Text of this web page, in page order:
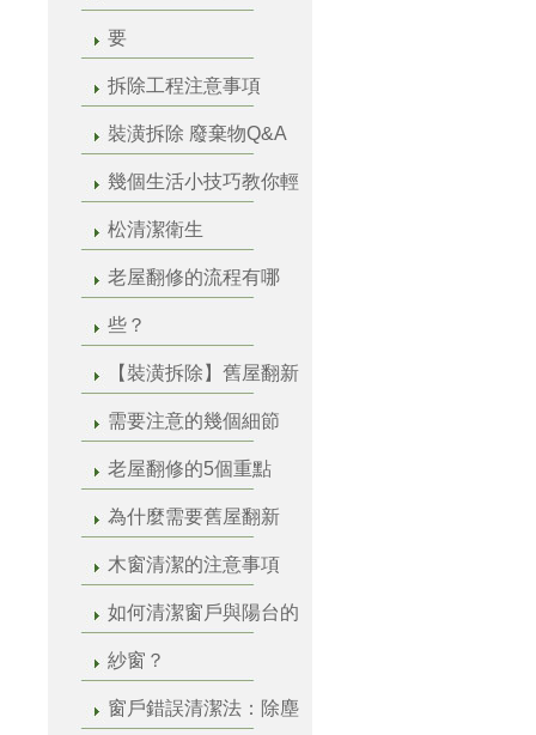
要
拆除工程注意事項
裝潢拆除 廢棄物Q&A
幾個生活小技巧教你輕
松清潔衛生
老屋翻修的流程有哪
些？
【裝潢拆除】舊屋翻新
需要注意的幾個細節
老屋翻修的5個重點
為什麼需要舊屋翻新
木窗清潔的注意事項
如何清潔窗戶與陽台的
紗窗？
窗戶錯誤清潔法：除塵